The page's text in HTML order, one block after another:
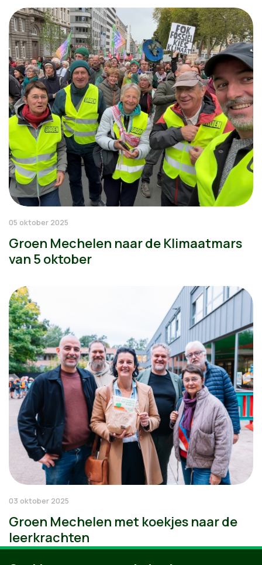
05 oktober 2025
Groen Mechelen naar de Klimaatmars
van 5 oktober
03 oktober 2025
Groen Mechelen met koekjes naar de
leerkrachten